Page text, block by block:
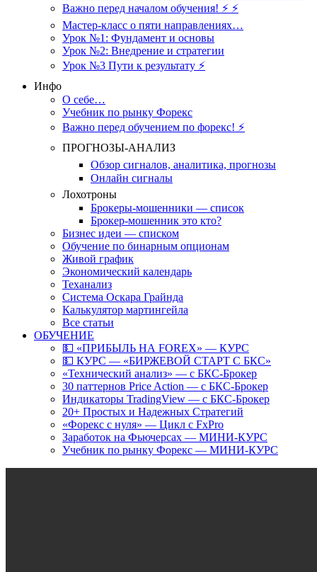
Важно перед началом обучения! ⚡ ⚡
Мастер-класс о пяти направлениях…
Урок №1: Фундамент и основы
Урок №2: Внедрение и стратегии
Урок №3 Пути к результату ⚡️
Инфо
О себе…
Учебник по рынку Форекс
Важно перед обучением по форекс! ⚡
ПРОГНОЗЫ-АНАЛИЗ
Обзор сигналов, аналитика, прогнозы
Онлайн сигналы
Лохотроны
Брокеры-мошенники — список
Брокер-мошенник это кто?
Бизнес идеи — списком
Обучение по бинарным опционам
Живой график
Экономический календарь
Теханализ
Система Оскара Грайнда
Калькулятор мартингейла
Все статьи
ОБУЧЕНИЕ
💵 «ПРИБЫЛЬ НА FOREX» — КУРС
💵 КУРС — «БИРЖЕВОЙ СТАРТ С БКС»
«Технический анализ» — с БКС-Брокер
30 паттернов Price Action — с БКС-Брокер
Индикаторы TradingView — с БКС-Брокер
20+ Простых и Надежных Стратегий
«Форекс с нуля» — Цикл с FxPro
Заработок на Фьючерсах — МИНИ-КУРС
Учебник по рынку Форекс — МИНИ-КУРС